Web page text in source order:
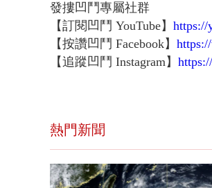
發摟凹鬥專屬社群
【訂閱凹鬥 YouTube】 https://
【按讚凹鬥 Facebook】
【追蹤凹鬥 Instagram】
熱門新聞